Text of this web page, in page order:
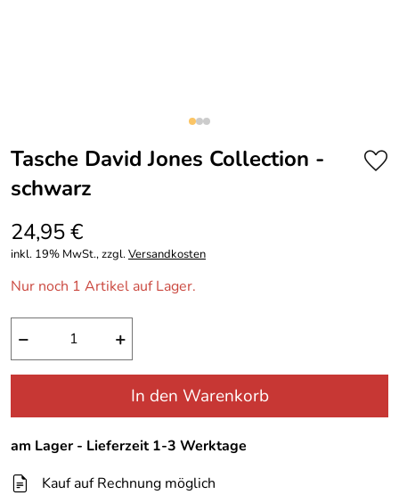
Tasche David Jones Collection -
schwarz
24,95 €
inkl. 19% MwSt., zzgl.Versandkosten
Nur noch 1 Artikel auf Lager.
− +
In den Warenkorb
am Lager - Lieferzeit 1-3 Werktage
Kauf auf Rechnung möglich